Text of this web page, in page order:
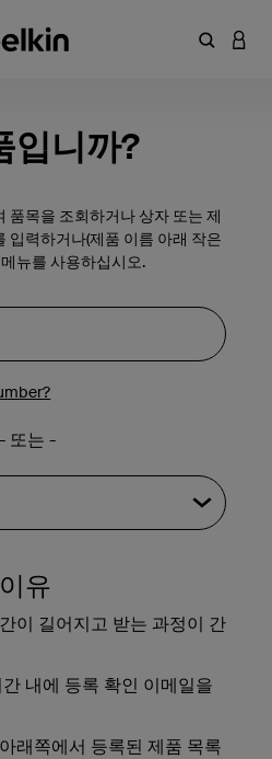
키워드
입니까?
품목을 조회하거나 상자 또는 제
입력하거나(제품 이름 아래 작은
뉴를 사용하십시오.
- 또는 -
유
이 길어지고 받는 과정이 간
내에 등록 확인 이메일을
래쪽에서 등록된 제품 목록